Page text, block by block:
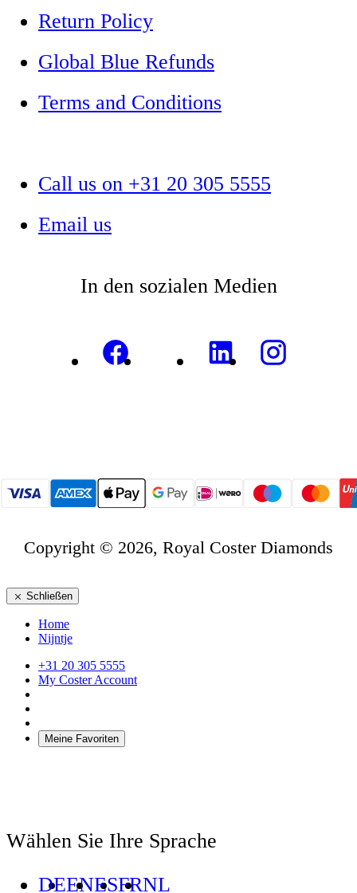
Return Policy
Global Blue Refunds
Terms and Conditions
Call us on +31 20 305 5555
Email us
In den sozialen Medien
Copyright © 2026, Royal Coster Diamonds
Schließen
Home
Nijntje
+31 20 305 5555
My Coster Account
Meine Favoriten
Wählen Sie Ihre Sprache
DEENESFRNL